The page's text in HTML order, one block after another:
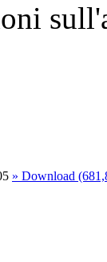
» Download